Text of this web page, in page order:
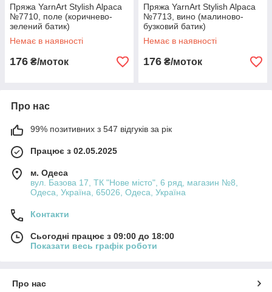
Пряжа YarnArt Stylish Alpaca
№7710, поле (коричнево-
зелений батик)
Немає в наявності
176 ₴/моток
Пряжа YarnArt Stylish Alpaca
№7713, вино (малиново-
бузковий батик)
Немає в наявності
176 ₴/моток
Про нас
99% позитивних з 547 відгуків за рік
Працює з 02.05.2025
м. Одеса
вул. Базова 17, ТК "Нове місто", 6 ряд, магазин №8,
Одеса, Україна, 65026, Одеса, Україна
Контакти
Сьогодні працює з 09:00 до 18:00
Показати весь графік роботи
Про нас